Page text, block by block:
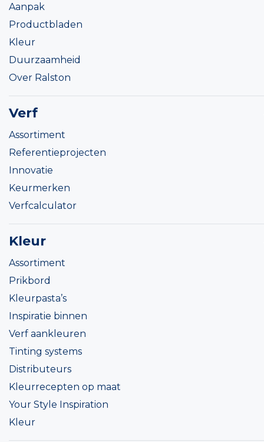
Aanpak
Productbladen
Kleur
Duurzaamheid
Over Ralston
Verf
Assortiment
Referentieprojecten
Innovatie
Keurmerken
Verfcalculator
Kleur
Assortiment
Prikbord
Kleurpasta’s
Inspiratie binnen
Verf aankleuren
Tinting systems
Distributeurs
Kleurrecepten op maat
Your Style Inspiration
Kleur